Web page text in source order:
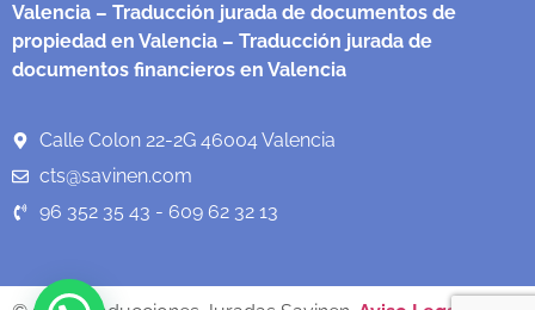
Valencia – Traducción jurada de documentos de
propiedad en Valencia – Traducción jurada de
documentos financieros en Valencia
Calle Colon 22-2G 46004 Valencia
cts@savinen.com
96 352 35 43 - 609 62 32 13